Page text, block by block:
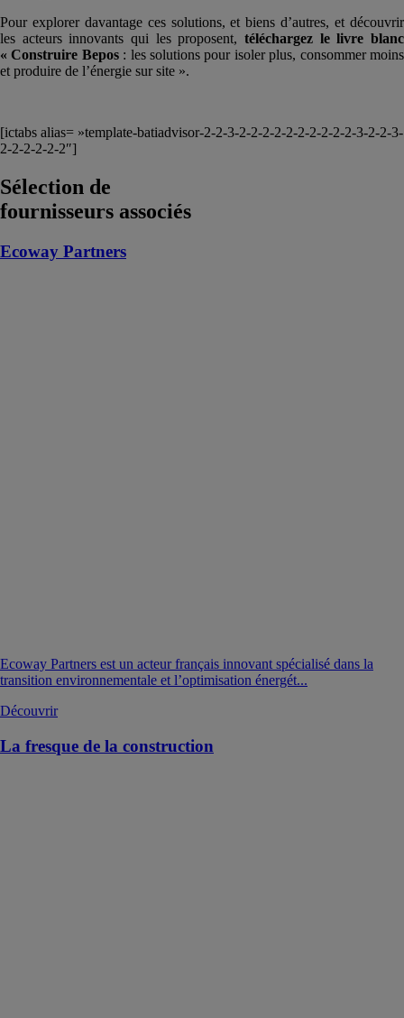
Pour explorer davantage ces solutions, et biens d’autres, et découvrir
les acteurs innovants qui les proposent, téléchargez le livre blanc
« Construire Bepos: les solutions pour isoler plus, consommer moins
et produire de l’énergie sur site ».
[ictabs alias= »template-batiadvisor-2-2-3-2-2-2-2-2-2-2-2-2-2-3-2-2-3-
2-2-2-2-2-2″]
Sélection de
fournisseurs associés
Ecoway Partners
Ecoway Partners est un acteur français innovant spécialisé dans la
transition environnementale et l’optimisation énergét...
Découvrir
La fresque de la construction